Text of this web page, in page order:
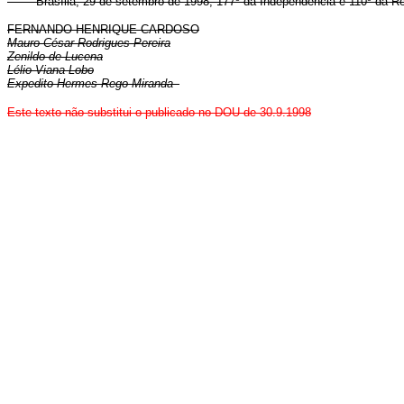
FERNANDO HENRIQUE CARDOSO
Mauro César Rodrigues Pereira
Zenildo de Lucena
Lélio Viana Lobo
Expedito Hermes Rego Miranda
Este texto não substitui o publicado no DOU de 30.9.1998